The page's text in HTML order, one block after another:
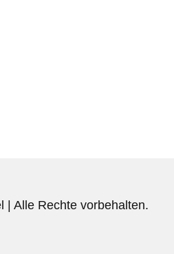
| Alle Rechte vorbehalten.